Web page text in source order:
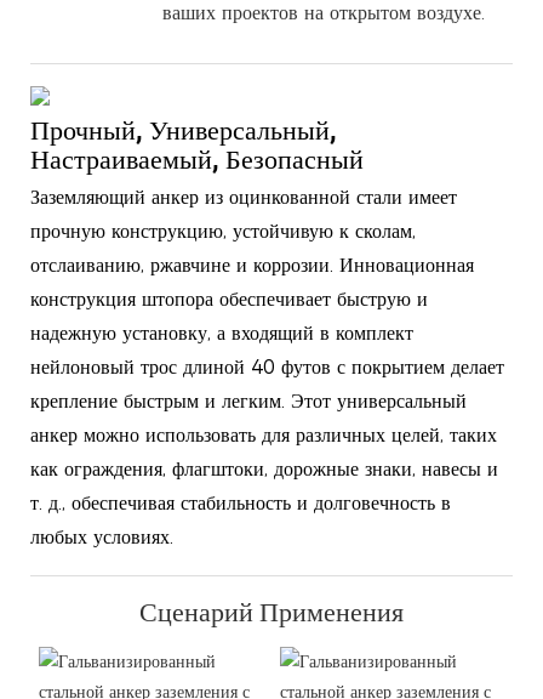
ваших проектов на открытом воздухе.
Прочный, Универсальный,
Настраиваемый, Безопасный
Заземляющий анкер из оцинкованной стали имеет
прочную конструкцию, устойчивую к сколам,
отслаиванию, ржавчине и коррозии. Инновационная
конструкция штопора обеспечивает быструю и
надежную установку, а входящий в комплект
нейлоновый трос длиной 40 футов с покрытием делает
крепление быстрым и легким. Этот универсальный
анкер можно использовать для различных целей, таких
как ограждения, флагштоки, дорожные знаки, навесы и
т. д., обеспечивая стабильность и долговечность в
любых условиях.
Сценарий Применения